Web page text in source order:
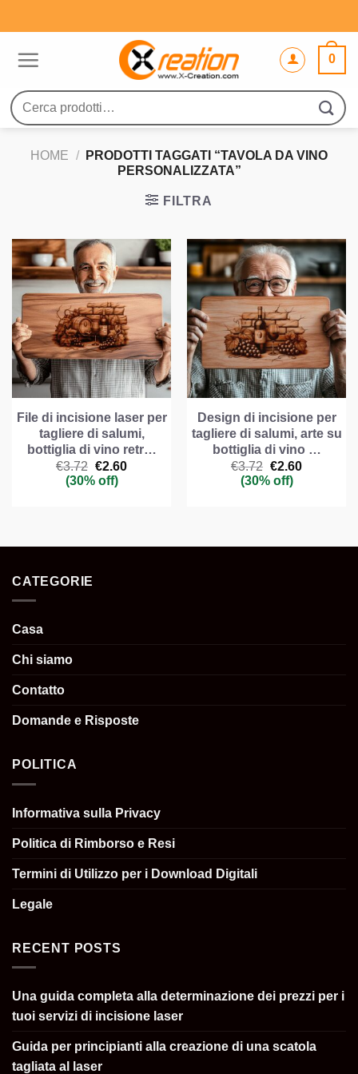
ai
0
Cerca:
HOME /
PRODOTTI TAGGATI “TAVOLA DA VINO
PERSONALIZZATA”
FILTRA
File di incisione laser per
tagliere di salumi,
bottiglia di vino retr…
€3.72 Il
prezzo
originale
€2.60Il
(30% off)
Design di incisione per
tagliere di salumi, arte su
bottiglia di vino …
€3.72 Il
prezzo
originale
€2.60Il
(30% off)
CATEGORIE
Casa
Chi siamo
Contatto
Domande e Risposte
POLITICA
Informativa sulla Privacy
Politica di Rimborso e Resi
Termini di Utilizzo per i Download Digitali
Legale
RECENT POSTS
Una guida completa alla determinazione dei prezzi per i
tuoi servizi di incisione laser
Guida per principianti alla creazione di una scatola
tagliata al laser